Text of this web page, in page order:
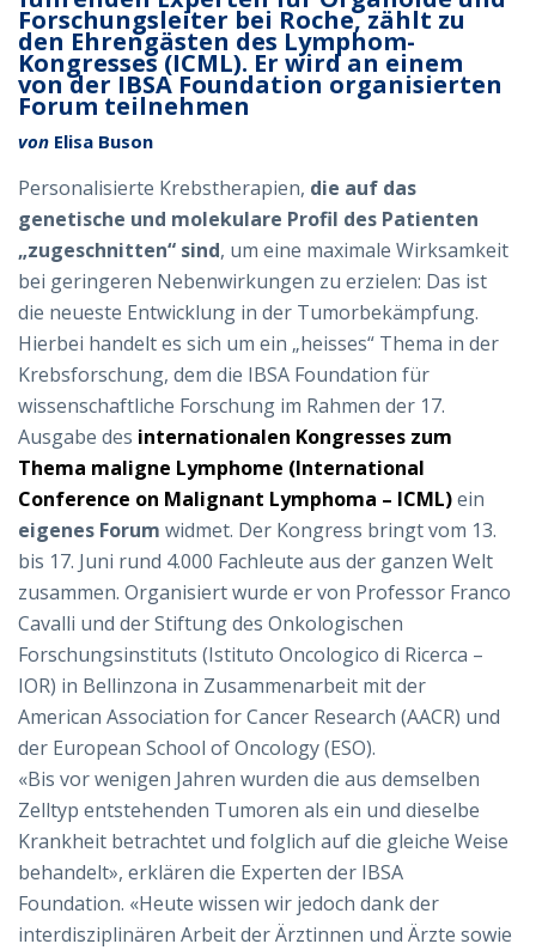
Forschungsleiter bei Roche, zählt zu
den Ehrengästen des Lymphom-
Kongresses (ICML). Er wird an einem
von der IBSA Foundation organisierten
Forum teilnehmen
von Elisa Buson
Personalisierte Krebstherapien, die auf das
genetische und molekulare Profil des Patienten
„zugeschnitten“ sind, um eine maximale Wirksamkeit
bei geringeren Nebenwirkungen zu erzielen: Das ist
die neueste Entwicklung in der Tumorbekämpfung.
Hierbei handelt es sich um ein „heisses“ Thema in der
Krebsforschung, dem die IBSA Foundation für
wissenschaftliche Forschung im Rahmen der 17.
Ausgabe des internationalen Kongresses zum
Thema maligne Lymphome (International
Conference on Malignant Lymphoma – ICML)ein
eigenes Forum widmet. Der Kongress bringt vom 13.
bis 17. Juni rund 4.000 Fachleute aus der ganzen Welt
zusammen. Organisiert wurde er von Professor Franco
Cavalli und der Stiftung des Onkologischen
Forschungsinstituts (Istituto Oncologico di Ricerca –
IOR) in Bellinzona in Zusammenarbeit mit der
American Association for Cancer Research (AACR) und
der European School of Oncology (ESO).
«Bis vor wenigen Jahren wurden die aus demselben
Zelltyp entstehenden Tumoren als ein und dieselbe
Krankheit betrachtet und folglich auf die gleiche Weise
behandelt», erklären die Experten der IBSA
Foundation. «Heute wissen wir jedoch dank der
interdisziplinären Arbeit der Ärztinnen und Ärzte sowie